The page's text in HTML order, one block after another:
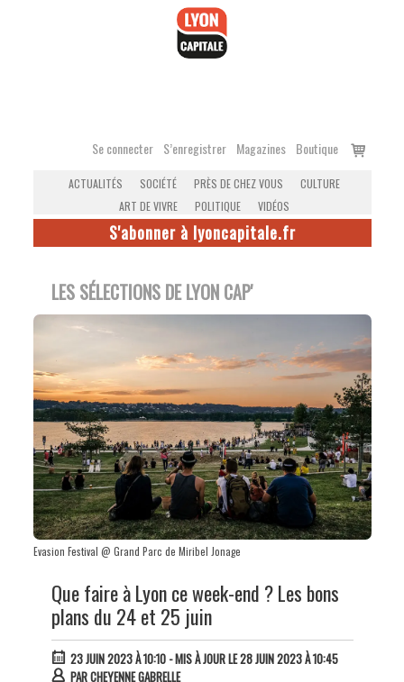
Se connecter S’enregistrer Magazines Boutique
Voir
ACTUALITÉS SOCIÉTÉ PRÈS DE CHEZ VOUS
CULTURE
ART DE VIVRE
POLITIQUE VIDÉOS
S'abonner à lyoncapitale.fr
LES SÉLECTIONS DE LYON CAP'
Evasion Festival @ Grand Parc de Miribel Jonage
Que faire à Lyon ce week-end ? Les bons
plans du 24 et 25 juin
23 JUIN 2023 À 10:10- MIS À JOUR LE 28 JUIN 2023 À 10:45
PARCHEYENNE GABRELLE